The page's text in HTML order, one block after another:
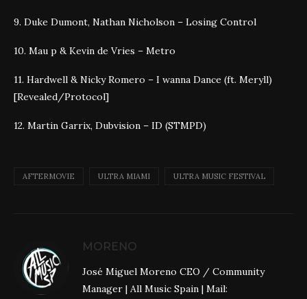
9. Duke Dumont, Nathan Nicholson – Losing Control
10. Mau p & Kevin de Vries – Metro
11. Hardwell & Nicky Romero – I wanna Dance (ft. Meryll)
[Revealed/Protocol]
12. Martin Garrix, Dubvision – ID (STMPD)
AFTERMOVIE ULTRA MIAMI ULTRA MUSIC FESTIVAL
MORENO
José Miguel Moreno CEO / Community
Manager | All Music Spain | Mail: